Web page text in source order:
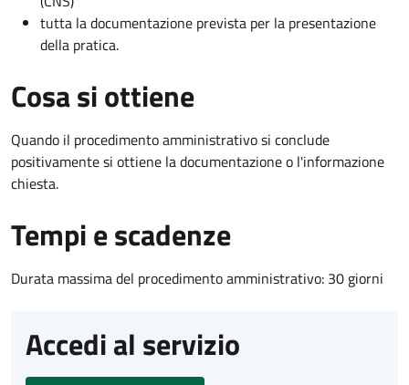
tutta la documentazione prevista per la presentazione
della pratica.
Cosa si ottiene
Quando il procedimento amministrativo si conclude
positivamente si ottiene la documentazione o l'informazione
chiesta.
Tempi e scadenze
Durata massima del procedimento amministrativo: 30 giorni
Accedi al servizio